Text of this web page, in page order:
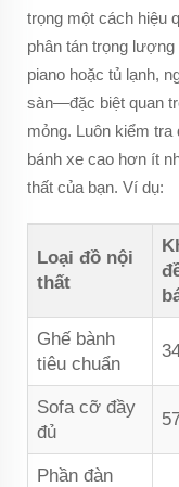
trọng một cách hiệu
phân tán trọng
piano hoặc tủ lạnh,
sàn—đặc biệt quan
mỏng. Luôn kiểm tra
bánh xe cao hơn ít
thất của bạn. Ví dụ:
Loại đồ nội
thất
Ghế bành
tiêu chuẩn
Sofa cỡ đầy
đủ
Phần đàn